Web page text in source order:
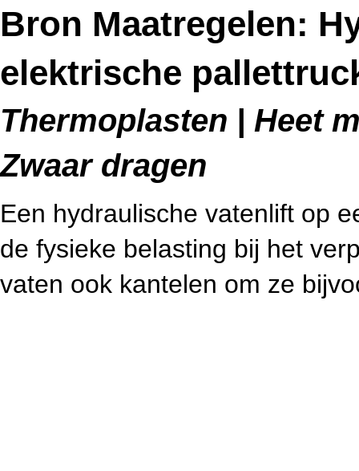
Bron Maatregelen:
elektrische
Thermoplasten | Heet
Zwaar dragen
Een hydraulische vatenlift op
de fysieke belasting bij het
vaten ook kantelen om ze